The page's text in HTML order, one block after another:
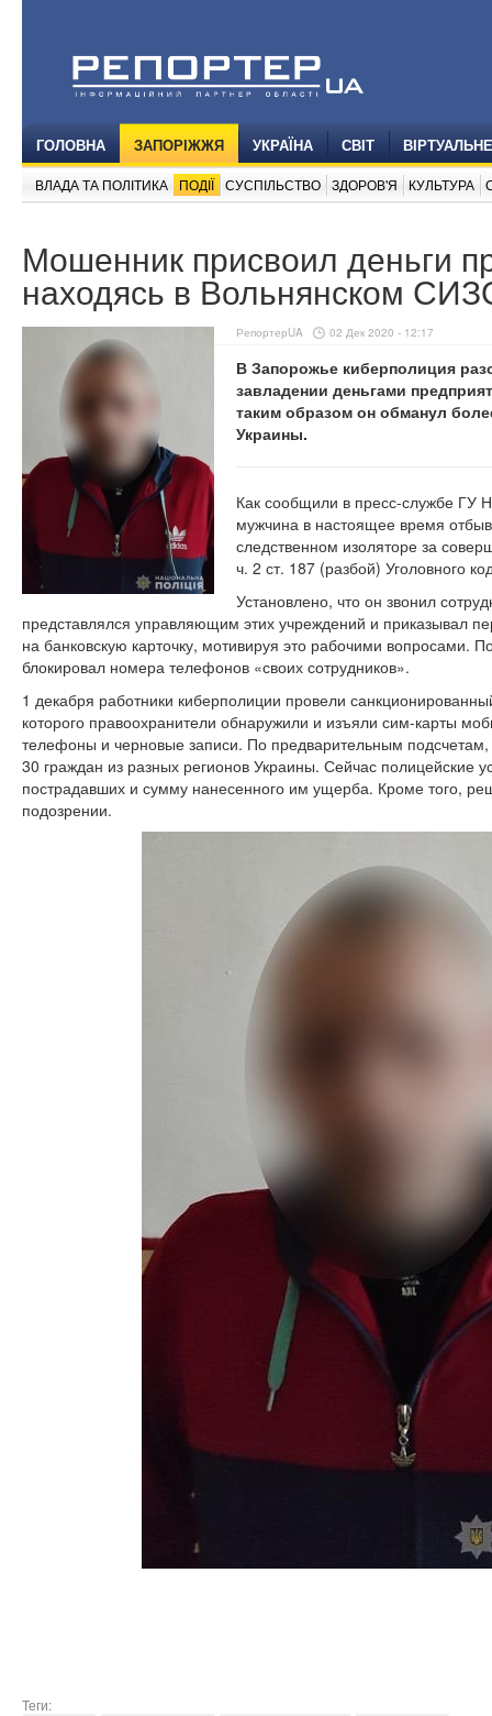
ГОЛОВНА ЗАПОРІЖЖЯ УКРАЇНА СВІТ
ВЛАДА ТА ПОЛІТИКА ПОДІЇ СУСПІЛЬСТВО ЗДОРОВ'Я КУЛЬТУРА
Мошенник присвоил деньги
находясь в Вольнянском
РепортерUA 02 Дек 2020 - 12:17
В Запорожье киберполиция
завладении деньгами
таким образом он обманул
Украины.
Как сообщили в пресс-службе ГУ
мужчина в настоящее время
следственном изоляторе за
ч. 2 ст. 187 (разбой) Уголовного
Установлено, что он звонил
представлялся управляющим этих учреждений и приказывал
на банковскую карточку, мотивируя это рабочими вопросами.
блокировал номера телефонов «своих сотрудников».
1 декабря работники киберполиции провели
которого правоохранители обнаружили и изъяли сим-карты
телефоны и черновые записи. По предварительным
30 граждан из разных регионов Украины. Сейчас полицейские
пострадавших и сумму нанесенного им ущерба. Кроме того,
подозрении.
Теги: